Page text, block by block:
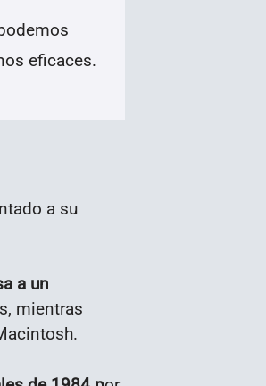
eficaces.
a su
a un
mientras